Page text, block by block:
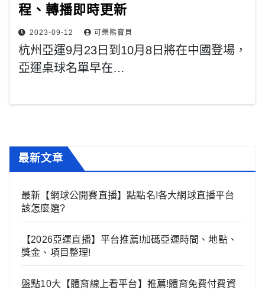
程、轉播即時更新
2023-09-12 可樂熊寶貝
杭州亞運9月23日到10月8日將在中國登場，
亞運桌球名單早在…
最新文章
最新【網球公開賽直播】點點名!各大網球直播平台
該怎麼選?
【2026亞運直播】平台推薦!加碼亞運時間、地點、
獎金、項目整理!
盤點10大【體育線上看平台】推薦!體育免費付費資